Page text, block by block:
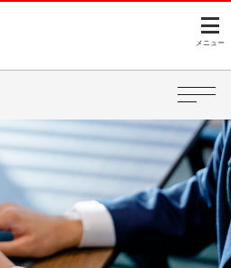
メニュー